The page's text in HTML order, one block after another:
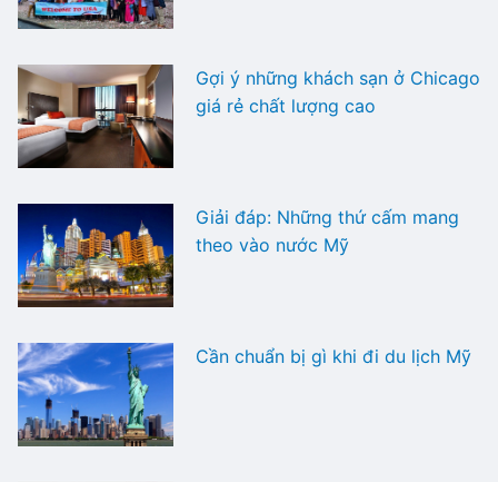
Gợi ý những khách sạn ở Chicago
giá rẻ chất lượng cao
Giải đáp: Những thứ cấm mang
theo vào nước Mỹ
Cần chuẩn bị gì khi đi du lịch Mỹ